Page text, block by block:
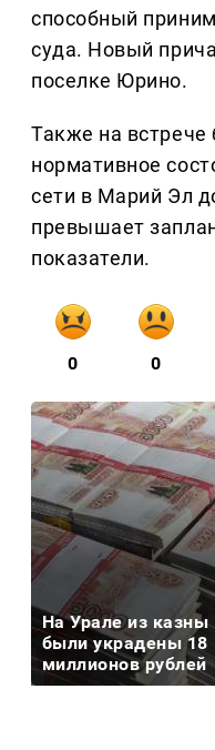
способный
суда. Новый
поселке Юрино.
Также на
нормативное
сети в Марий Эл
превышает
показатели.
0 0
На Урале из казны
были украдены 18
миллионов рублей